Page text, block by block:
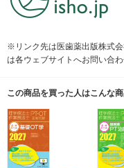
※リンク先は医歯薬出版株式
は各ウェブサイトへお問い合わ
この商品を買った人はこんな